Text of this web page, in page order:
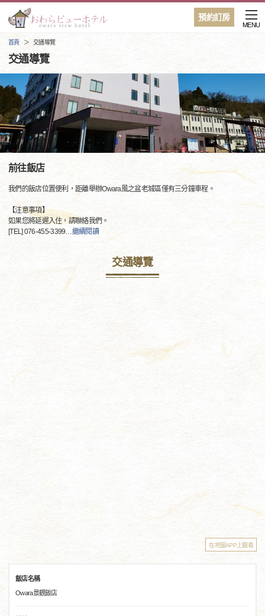
預約訂房
MENU
首頁 交通導覽
交通導覽
前往飯店
我們的飯店位置便利，距離舉辦Owara風之盆老城區僅有三分鐘車程。
【注意事項】
如果您將延遲入住，請聯絡我們。
[TEL] 076-455-3399…繼續閱讀
交通導覽
在地圖APP上觀看
飯店名稱
Owara景觀飯店